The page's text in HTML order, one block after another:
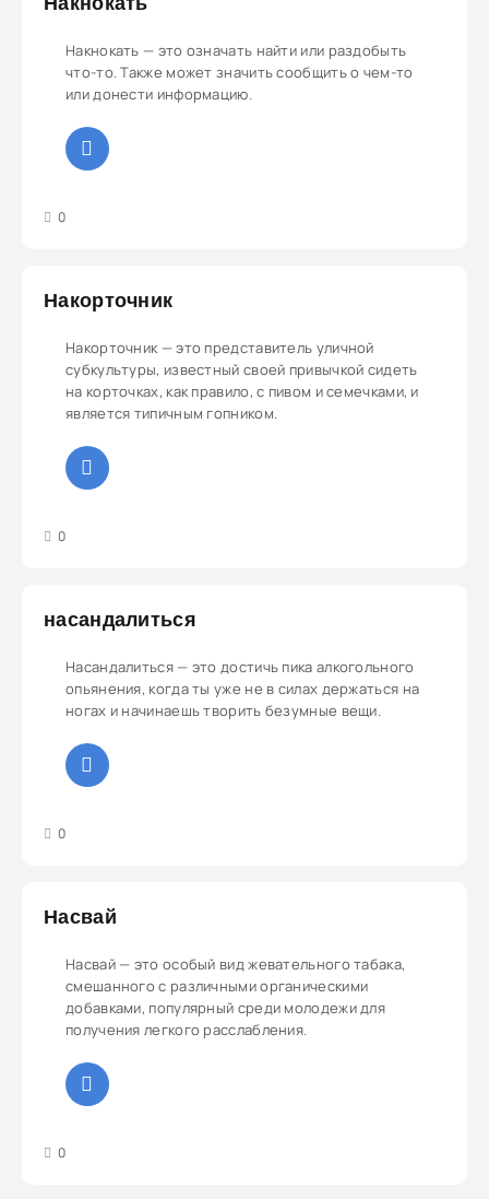
Накнокать — это означать найти или раздобыть
что-то. Также может значить сообщить о чем-то
или донести информацию.
0
Накорточник
Накорточник — это представитель уличной
субкультуры, известный своей привычкой сидеть
на корточках, как правило, с пивом и семечками, и
является типичным гопником.
0
насандалиться
Насандалиться — это достичь пика алкогольного
опьянения, когда ты уже не в силах держаться на
ногах и начинаешь творить безумные вещи.
0
Насвай
Насвай — это особый вид жевательного табака,
смешанного с различными органическими
добавками, популярный среди молодежи для
получения легкого расслабления.
0